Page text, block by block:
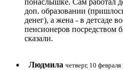
понаслышке. Сам работал
доп. образовании
денег), а жена - в детсаде
пенсионеров посредством
сказали.
Людмила четверг, 10